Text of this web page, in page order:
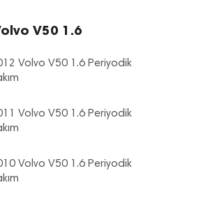
V50 1.6
Volvo V50 1.6 Periyodik
Volvo V50 1.6 Periyodik
Volvo V50 1.6 Periyodik